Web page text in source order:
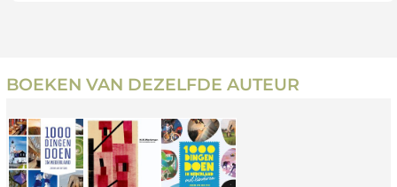
BOEKEN VAN DEZELFDE AUTEUR